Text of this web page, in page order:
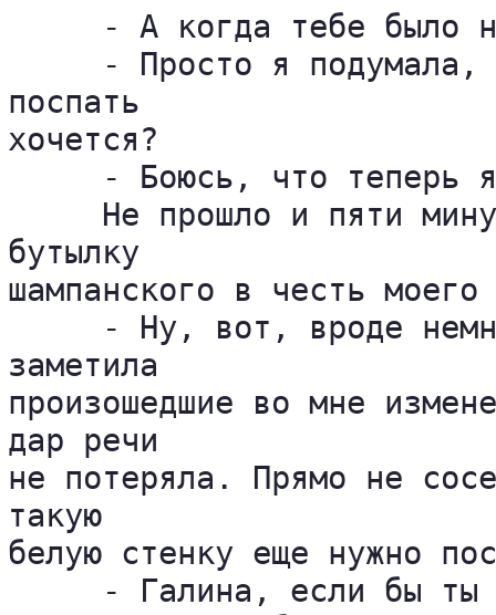
- А когда тебе было
- Просто я
поспать
хочется?
- Боюсь, что теперь
Не прошло и пяти
бутылку
шампанского в честь моего
- Ну, вот, вроде
заметила
произошедшие во мне
дар речи
не потеряла. Прямо не
такую
белую стенку еще нужно
- Галина, если бы